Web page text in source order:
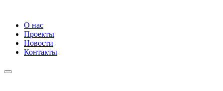
О нас
Проекты
Новости
Контакты